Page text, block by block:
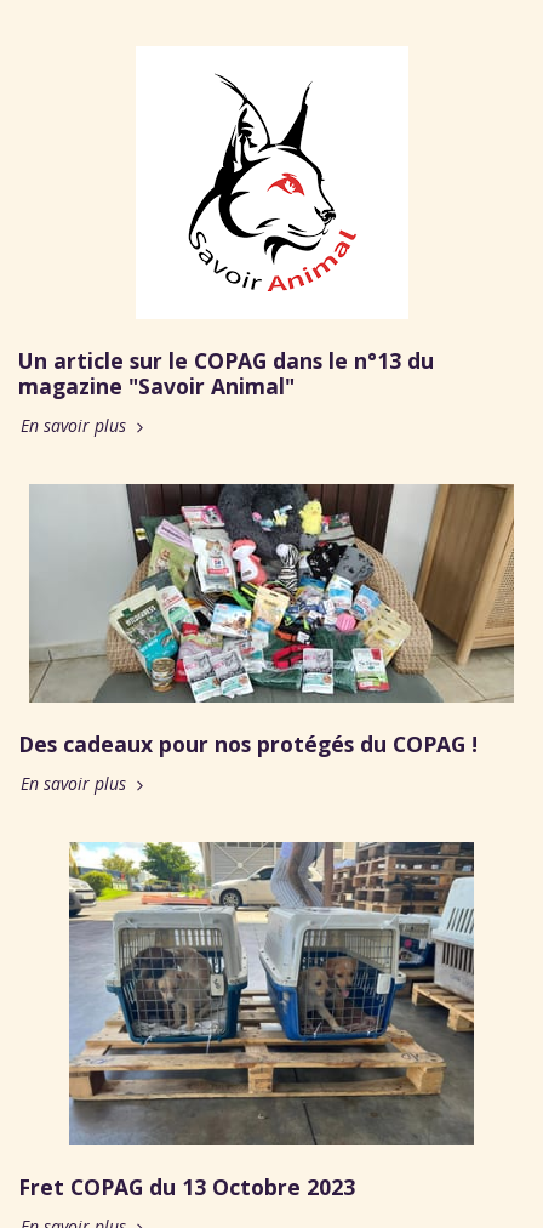
Un article sur le COPAG dans le n°13 du
magazine "Savoir Animal"
En savoir plus
Des cadeaux pour nos protégés du COPAG !
En savoir plus
Fret COPAG du 13 Octobre 2023